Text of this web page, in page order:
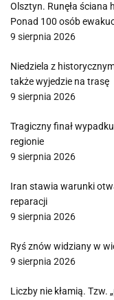
Olsztyn. Runęła ściana
Ponad 100 osób
9 sierpnia 2026
Niedziela z
także wyjedzie na trasę
9 sierpnia 2026
Tragiczny finał
regionie
9 sierpnia 2026
Iran stawia warunki
reparacji
9 sierpnia 2026
Ryś znów widziany w
9 sierpnia 2026
Liczby nie kłamią. Tzw.